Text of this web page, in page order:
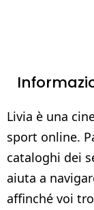
Livia è una
sport online.
cataloghi dei
aiuta a
affinché voi